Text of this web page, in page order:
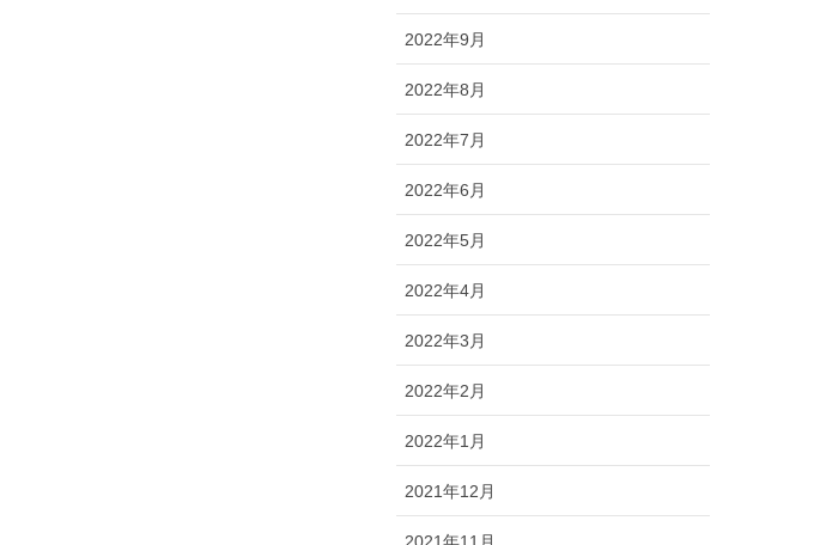
2022年9月
2022年8月
2022年7月
2022年6月
2022年5月
2022年4月
2022年3月
2022年2月
2022年1月
2021年12月